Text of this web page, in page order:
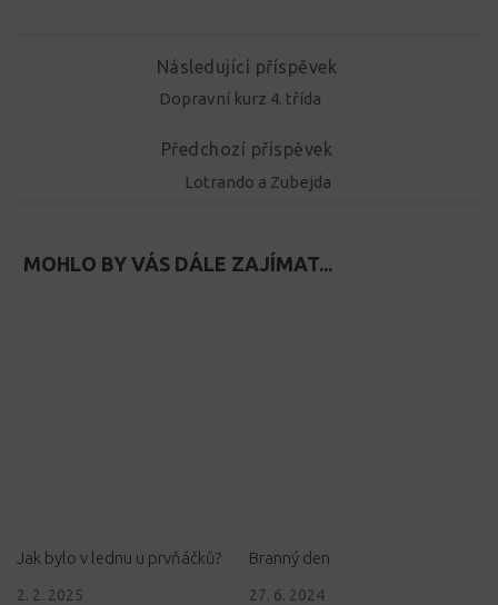
Následující příspěvek
Dopravní kurz 4. třída
Předchozí příspěvek
Lotrando a Zubejda
MOHLO BY VÁS DÁLE ZAJÍMAT...
Jak bylo v lednu u prvňáčků?
2. 2. 2025
Branný den
27. 6. 2024